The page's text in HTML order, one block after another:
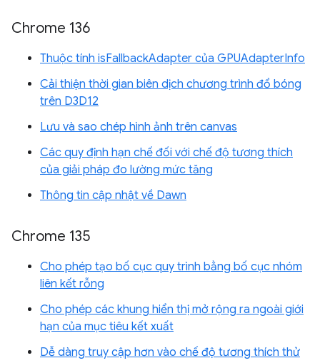
Chrome 136
Thuộc tính isFallbackAdapter của GPUAdapterInfo
Cải thiện thời gian biên dịch chương trình đổ bóng
trên D3D12
Lưu và sao chép hình ảnh trên canvas
Các quy định hạn chế đối với chế độ tương thích
của giải pháp đo lường mức tăng
Thông tin cập nhật về Dawn
Chrome 135
Cho phép tạo bố cục quy trình bằng bố cục nhóm
liên kết rỗng
Cho phép các khung hiển thị mở rộng ra ngoài giới
hạn của mục tiêu kết xuất
Dễ dàng truy cập hơn vào chế độ tương thích thử